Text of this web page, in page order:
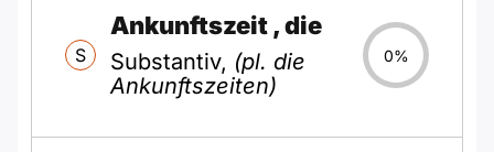
S
Ankunftszeit , die
Substantiv, (pl. die
Ankunftszeiten)
0%